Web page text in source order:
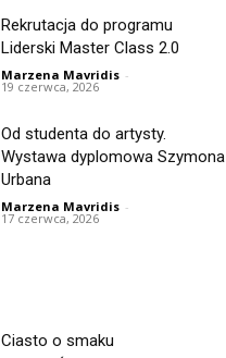
Rekrutacja do programu
Liderski Master Class 2.0
Marzena Mavridis -
19 czerwca, 2026
Od studenta do artysty.
Wystawa dyplomowa Szymona
Urbana
Marzena Mavridis -
17 czerwca, 2026
Ciasto o smaku